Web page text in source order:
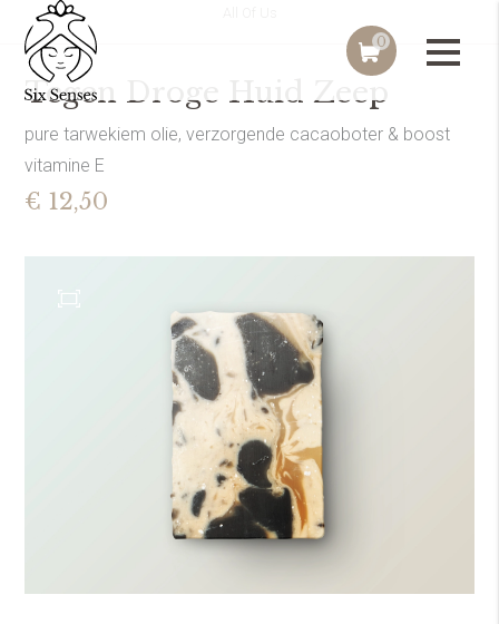
0
Tegen Droge Huid Zeep
pure tarwekiem olie, verzorgende cacaoboter & boost
vitamine E
€ 12,50